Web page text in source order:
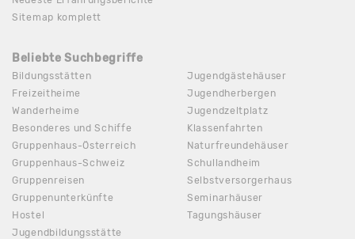
Sitemap komplett
Beliebte Suchbegriffe
Bildungsstätten
Freizeitheime
Wanderheime
Besonderes und Schiffe
Gruppenhaus-Österreich
Gruppenhaus-Schweiz
Gruppenreisen
Gruppenunterkünfte
Hostel
Jugendbildungsstätte
Jugendgästehäuser
Jugendherbergen
Jugendzeltplatz
Klassenfahrten
Naturfreundehäuser
Schullandheim
Selbstversorgerhaus
Seminarhäuser
Tagungshäuser